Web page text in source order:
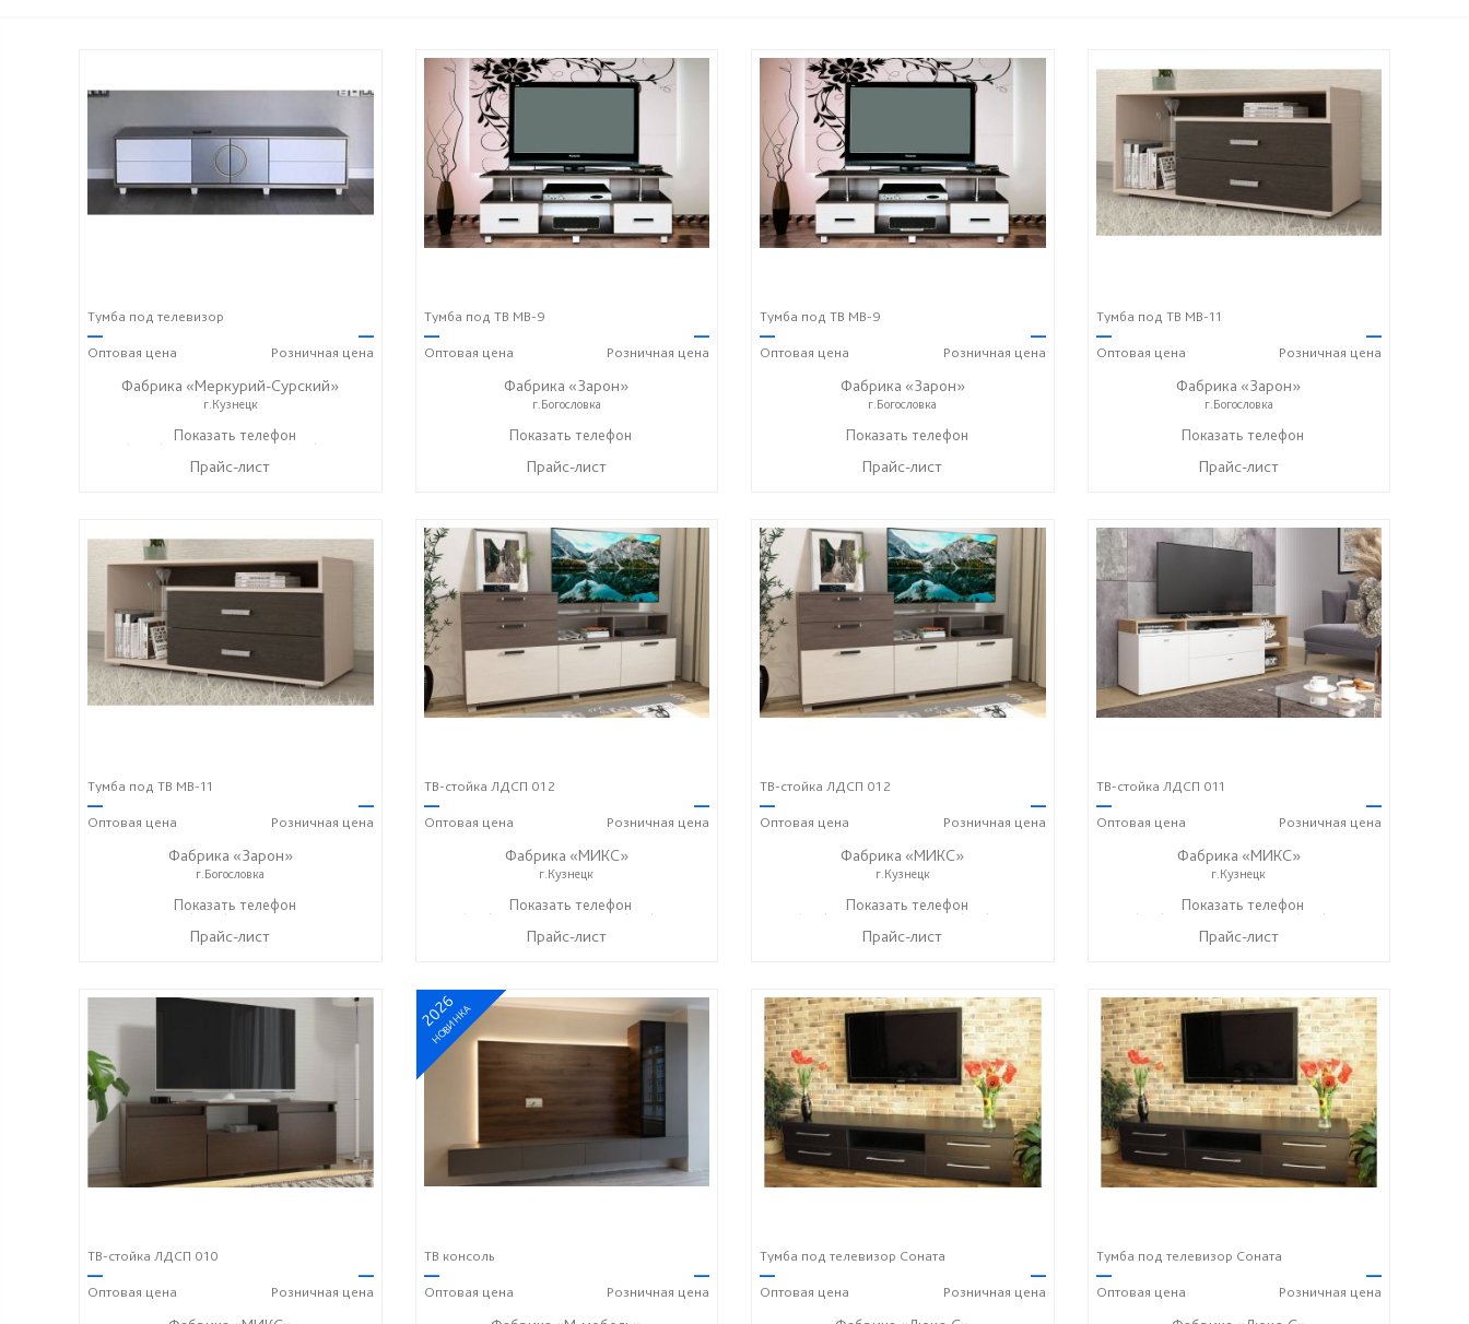
Тумба под телевизор
—
Оптовая цена
—
Розничная цена
Фабрика «Меркурий-Сурский»
г.Кузнецк
+7 (8415) 73-05-06 ☎+7 (937) 400-89-79
Показать телефон
Прайс-лист
Тумба под ТВ МВ-9
—
Оптовая цена
—
Розничная цена
Фабрика «Зарон»
г.Богословка
+7 (8412) 21-50-66
Показать телефон
Прайс-лист
Тумба под ТВ МВ-9
—
Оптовая цена
—
Розничная цена
Фабрика «Зарон»
г.Богословка
+7 (8412) 21-50-66
Показать телефон
Прайс-лист
Тумба под ТВ МВ-11
—
Оптовая цена
—
Розничная цена
Фабрика «Зарон»
г.Богословка
+7 (8412) 21-50-66
Показать телефон
Прайс-лист
Тумба под ТВ МВ-11
—
Оптовая цена
—
Розничная цена
Фабрика «Зарон»
г.Богословка
+7 (8412) 21-50-66
Показать телефон
Прайс-лист
ТВ-стойка ЛДСП 012
—
Оптовая цена
—
Розничная цена
Фабрика «МИКС»
г.Кузнецк
+7 (937) 423-36-37 ☎+7 (937) 428-44-55
Показать телефон
Прайс-лист
ТВ-стойка ЛДСП 012
—
Оптовая цена
—
Розничная цена
Фабрика «МИКС»
г.Кузнецк
+7 (937) 423-36-37 ☎+7 (937) 428-44-55
Показать телефон
Прайс-лист
ТВ-стойка ЛДСП 011
—
Оптовая цена
—
Розничная цена
Фабрика «МИКС»
г.Кузнецк
+7 (937) 423-36-37 ☎+7 (937) 428-44-55
Показать телефон
Прайс-лист
ТВ-стойка ЛДСП 010
—
Оптовая цена
—
Розничная цена
2026
НОВИНКА
ТВ консоль
—
Оптовая цена
—
Розничная цена
Тумба под телевизор Соната
—
Оптовая цена
—
Розничная цена
Тумба под телевизор Соната
—
Оптовая цена
—
Розничная цена